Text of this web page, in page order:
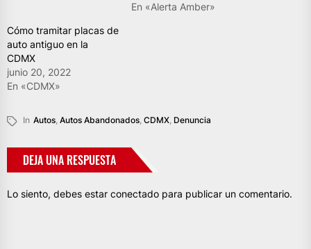
En «Alerta Amber»
Cómo tramitar placas de
auto antiguo en la
CDMX
junio 20, 2022
En «CDMX»
In Autos, Autos Abandonados, CDMX, Denuncia
DEJA UNA RESPUESTA
Lo siento, debes estar conectado para publicar un comentario.